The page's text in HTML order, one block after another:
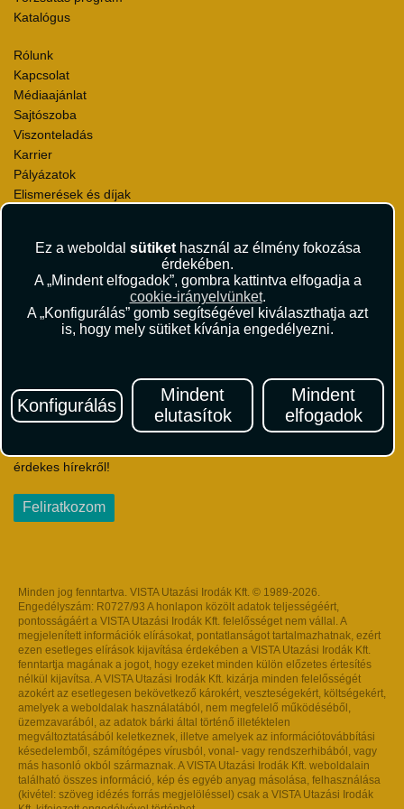
Ez a weboldal sütikethasznál az élmény fokozása
érdekében.
A „Mindent elfogadok”, gombra kattintva elfogadja a
cookie-irányelvünket.
A „Konfigurálás” gomb segítségével kiválaszthatja azt
is, hogy mely sütiket kívánja engedélyezni.
Konfigurálás
Mindent
elutasítok
Mindent
elfogadok
Katalógus
Rólunk
Kapcsolat
Médiaajánlat
Sajtószoba
Viszonteladás
Karrier
Pályázatok
Elismerések és díjak
Utazási Csomag Szerződési Feltételek
Útlemondás-biztosítás Szerződési Feltételek
Utasbiztosítás Szerződési Feltételek
Repülőjegy Szerződési Feltételek
Adatvédelem
Hírlevél
Iratkozzon fel Magyarország egyik legszínesebb utazási
érdekes hírekről!
Feliratkozom
Minden jog fenntartva. VISTA Utazási Irodák Kft. © 1989-2026.
Engedélyszám: R0727/93 A honlapon közölt adatok teljességéért,
pontosságáért a VISTA Utazási Irodák Kft. felelősséget nem vállal. A
megjelenített információk elírásokat, pontatlanságot tartalmazhatnak, ezért
ezen esetleges elírások kijavítása érdekében a VISTA Utazási Irodák Kft.
fenntartja magának a jogot, hogy ezeket minden külön előzetes értesítés
nélkül kijavítsa. A VISTA Utazási Irodák Kft. kizárja minden felelősségét
azokért az esetlegesen bekövetkező károkért, veszteségekért, költségekért,
amelyek a weboldalak használatából, nem megfelelő működéséből,
üzemzavarából, az adatok bárki által történő illetéktelen
megváltoztatásából keletkeznek, illetve amelyek az információtovábbítási
késedelemből, számítógépes vírusból, vonal- vagy rendszerhibából, vagy
más hasonló okból származnak. A VISTA Utazási Irodák Kft. weboldalain
található összes információ, kép és egyéb anyag másolása, felhasználása
(kivétel: szöveg idézés forrás megjelöléssel) csak a VISTA Utazási Irodák